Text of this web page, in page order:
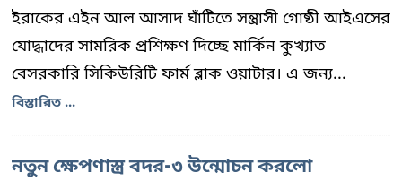
ইরাকের এইন আল আসাদ ঘাঁটিতে সন্ত্রাসী গোষ্ঠী আইএসের
যোদ্ধাদের সামরিক প্রশিক্ষণ দিচ্ছে মার্কিন কুখ্যাত
বেসরকারি সিকিউরিটি ফার্ম ব্লাক ওয়াটার। এ জন্য...
বিস্তারিত ...
নতুন ক্ষেপণাস্ত্র বদর-৩ উন্মোচন করলো